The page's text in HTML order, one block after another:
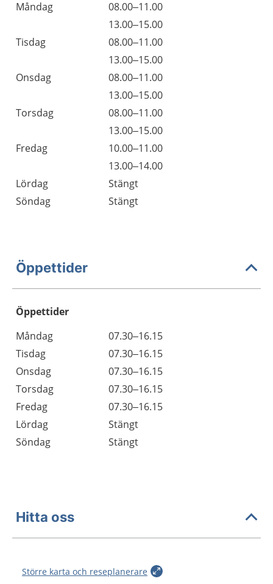
Måndag
08.00–11.00
13.00–15.00
Tisdag
08.00–11.00
13.00–15.00
Onsdag
08.00–11.00
13.00–15.00
Torsdag
08.00–11.00
13.00–15.00
Fredag
10.00–11.00
13.00–14.00
Lördag
Stängt
Söndag
Stängt
Öppettider
Öppettider
Dag
Öppettider
Kommentarer
Måndag
07.30–16.15
Tisdag
07.30–16.15
Onsdag
07.30–16.15
Torsdag
07.30–16.15
Fredag
07.30–16.15
Lördag
Stängt
Söndag
Stängt
Hitta oss
Större karta och reseplanerare